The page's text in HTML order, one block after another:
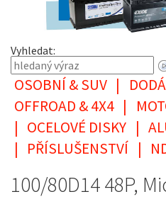
Vyhledat:
OSOBNÍ & SUV |
OFFROAD & 4X4 |
| OCELOVÉ DISKY |
| PŘÍSLUŠENSTVÍ |
100/80D14 48P,